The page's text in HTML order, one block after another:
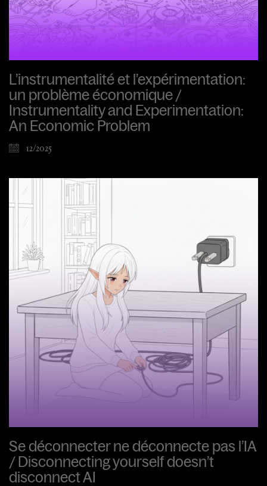
L’instrumentalité et l’expérimentation:
un problème économique /
Instrumentality and Experimentation:
An Economic Problem
12/2025
Se déconnecter ne déconnecte pas l’IA
/ Disconnecting yourself doesn’t
disconnect AI